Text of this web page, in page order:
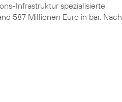
Infrastruktur spezialisierte
587 Millionen Euro in bar. Nach